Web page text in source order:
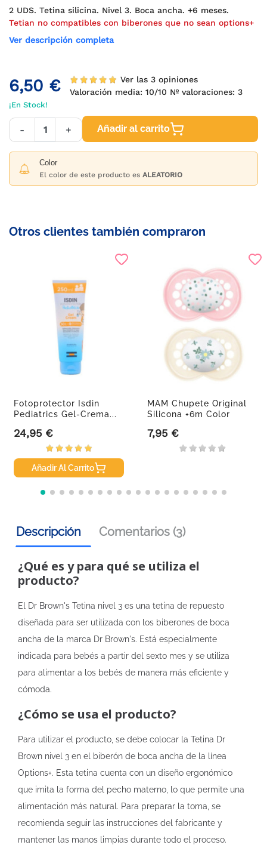
2 UDS. Tetina silicina. Nivel 3. Boca ancha. +6 meses.
Tetian no compatibles con biberones que no sean options+
Ver descripción completa
6,50 €
Ver las 3 opiniones
Valoración media: 10/10 Nº valoraciones: 3
¡En Stock!
- + Añadir al carrito
Color
El color de este producto es ALEATORIO
Otros clientes también compraron
Fotoprotector Isdin
Pediatrics Gel-Crema...
Precio
24,95 €
Añadir Al Carrito
MAM Chupete Original
Silicona +6m Color
Precio
7,95 €
Descripción Comentarios (3)
¿Qué es y para qué se utiliza el
producto?
El Dr Brown's Tetina nivel 3 es una tetina de repuesto
diseñada para ser utilizada con los biberones de boca
ancha de la marca Dr Brown's. Está especialmente
indicada para bebés a partir del sexto mes y se utiliza
para alimentar a los bebés de manera más eficiente y
cómoda.
¿Cómo se usa el producto?
Para utilizar el producto, se debe colocar la Tetina Dr
Brown nivel 3 en el biberón de boca ancha de la línea
Options+. Esta tetina cuenta con un diseño ergonómico
que imita la forma del pecho materno, lo que permite una
alimentación más natural. Para preparar la toma, se
recomienda seguir las instrucciones del fabricante y
mantener las manos limpias durante todo el proceso.